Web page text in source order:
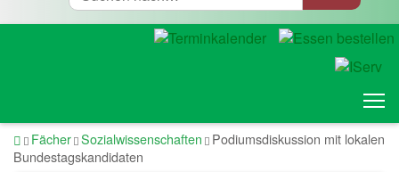
Startseite
Fächer Sozialwissenschaften
Podiumsdiskussion mit lokalen
Bundestagskandidaten